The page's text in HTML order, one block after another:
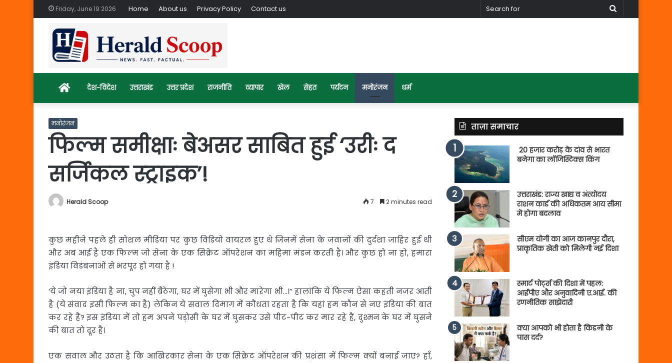
Friday, June 19 2026 Home About us Privacy Policy Contact us
Search
Homeदेश-विदेश उत्तराखंड उत्तर प्रदेश राजनीति व्यापार खेल सेहत पर्यटन मनोरंजन धर्म
मनोरंजन
फिल्म समीक्षाः बेअसर साबित हुई ‘उरीः द
सर्जिकल स्ट्राइक’!
Herald Scoop 7 2 minutes read
कुछ महीने पहले ही सोशल मीडिया पर कुछ विडियो वायरल हुए थे जिनमें सेना के जवानों की दुर्दशा जाहिर हुई थी
और अब आई है एक फिल्म जो सेना के एक सिक्रेट ऑपरेशन का महिमा मंडन करती है। और कुछ हो ना हो, हमारा
इंडिया विडंबनाओं से भरपूर हो गया है !
‘ये जो नया इंडिया है ना, चुप नहीं बैठेगा, घर में घुसेगा भी और मारेगा भी…।” हालांकि ये फिल्म ऐसा कहती नजर आती
है (ये संवाद इसी फिल्म का है) लेकिन ये सवाल दिमाग में कौंधता रहता है कि यहां हम कौन से नए इंडिया की बात
कर रहे हैं? इस इंडिया में तो हम अपने पड़ोसी के घर में घुसकर उसे पीट-पीट कर मार रहे हैं, दुश्मन के घर में घुसने
की बात तो दूर है।
एक सवाल और उठता है कि आखिरकार सेना के एक सिक्रेट ऑपरेशन की प्रशंसा में फिल्म क्यों बनाई जाए? हाँ,
ताज़ा समाचार
20 हजार करोड़ के दांव से भारत
बनेगा का लॉजिस्टिक्स किंग
उत्तराखंड: राज्य खाद्य व अंत्योदय
राशन कार्ड की अधिकतम आय सीमा
में होगा बदलाव
सीएम योगी का आज कानपुर दौरा,
प्राकृतिक खेती को मिलेगी नई दिशा
स्मार्ट पोर्ट्स की दिशा में पहल:
आईपीए और अनुवादिनी ए.आई. की
रणनीतिक साझेदारी
क्या आपको भी होता है किडनी के
पास दर्द?